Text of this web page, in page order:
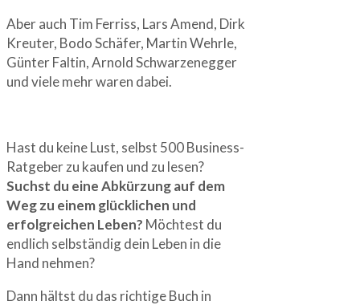
Aber auch Tim Ferriss, Lars Amend, Dirk
Kreuter, Bodo Schäfer, Martin Wehrle,
Günter Faltin, Arnold Schwarzenegger
und viele mehr waren dabei.
Hast du keine Lust, selbst 500 Business-
Ratgeber zu kaufen und zu lesen?
Suchst du eine Abkürzung auf dem
Weg zu einem glücklichen und
erfolgreichen Leben? Möchtest du
endlich selbständig dein Leben in die
Hand nehmen?
Dann hältst du das richtige Buch in